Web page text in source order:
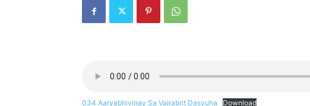
034 Aaryabhivinay Sa Vajrabrit Dasyuha Download